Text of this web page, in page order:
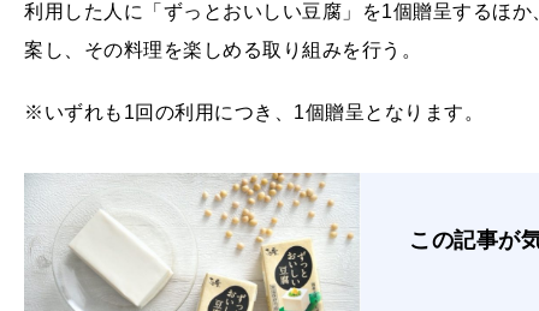
利用した人に「ずっとおいしい豆腐」を1個贈呈するほ
案し、その料理を楽しめる取り組みを行う。
※いずれも1回の利用につき、1個贈呈となります。
この記事が